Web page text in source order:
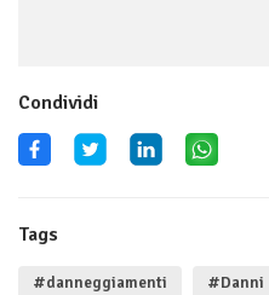
Condividi
Tags
#danneggiamenti #Danni